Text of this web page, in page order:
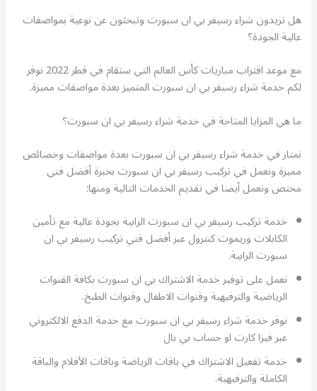
هل تريدون شراء رسيفر بي ان سبورت وتبحثون عن نوعية بمواصفات
عالية الجودة؟
مع موعد اقتراب مباريات كأس العالم التي ستقام في قطر 2022 نوفر
لكم خدمة شراء رسيفر بي ان سبورت المتميز بعدة مواصفات مميزة.
ما هي المزايا المتاحة في خدمة شراء رسيفر بي ان سبورت؟
نمتاز في خدمة شراء رسيفر بي ان سبورت بعدة مواصفات وخصائص
مميزة ونعمل في تركيب رسيفر بي ان سبورت بخبرة أفضل فني
مختص ونعمل أيضا في تقديم الخدمات التالية ومنها:
خدمة تركيب رسيفر بي ان سبورت الرابية بجودة عالية مع تأمين
الكابلات وريموت كنترول عبر أفضل فني تركيب رسيفر بي ان
سبورت الرابية.
نعمل على توفير خدمة الاشتراك بي ان سبورت بكافة القنوات
الرياضية والترفيهية وقنوات الاطفال وقنوات الطبخ.
نوفر خدمة شراء رسيفر بي ان سبورت مع خدمة الدفع الالكتروني
عبر فيزا كارت او حساب بي بال
خدمة تفعيل الاشتراك في باقات الرياضة وباقات الأفلام والباقة
الكاملة والترفيهية.